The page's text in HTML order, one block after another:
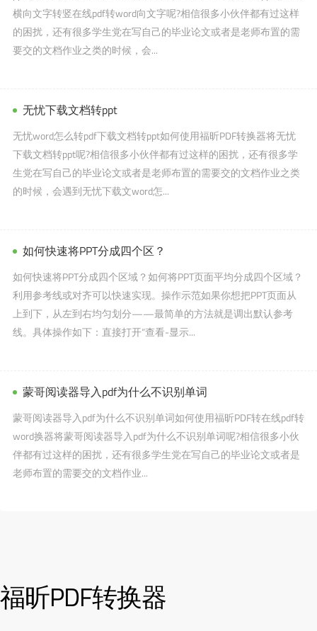
横向文字转竖在线pdf转word向文字呢?相信很多小伙伴都有过这样
的困扰，还有很多学生党在写自己的毕业论文或者是老师布置的需
要交的文档作业之类的时候，会...
无忧下载文档转ppt
无忧word怎么转pdf下载文档转ppt如何使用福昕PDF转换器将无忧
下载文档转ppt呢?相信很多小伙伴都有过这样的困扰，还有很多学
生党在写自己的毕业论文或者是老师布置的需要交的文档作业之类
的时候，会遇到无忧下载文word怎...
如何快速将PPT分成四个区？
如何快速将PPT分成四个区域？如何将PPT页面平均分成四个区域？
利用参考线或对齐可以快速实现。操作示范如果你想把PPT页面从
上到下，从左到右均匀划分——最简单的方法就是调出默认参考
线。具体操作如下：直接打开“查看-显示...
蒙哥阅读器导入pdf为什么不识别单词
蒙哥阅读器导入pdf为什么不识别单词如何使用福昕PDF转在线pdf转
word换器将蒙哥阅读器导入pdf为什么不识别单词呢?相信很多小伙
伴都有过这样的困扰，还有很多学生党在写自己的毕业论文或者是
老师布置的需要交的文档作业...
福昕PDF转换器